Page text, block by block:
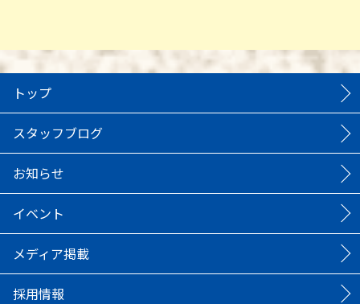
トップ
スタッフブログ
お知らせ
イベント
メディア掲載
採用情報